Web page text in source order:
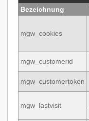
Bezeichnung
mgw_cookies
mgw_customerid
mgw_customertoken
mgw_lastvisit